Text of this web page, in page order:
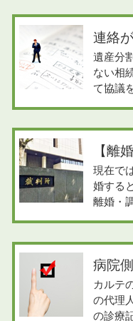
連絡
遺産分
ない相
て協議
【離
現在で
婚する
離婚・
病院
カルテ
の代理
の診療